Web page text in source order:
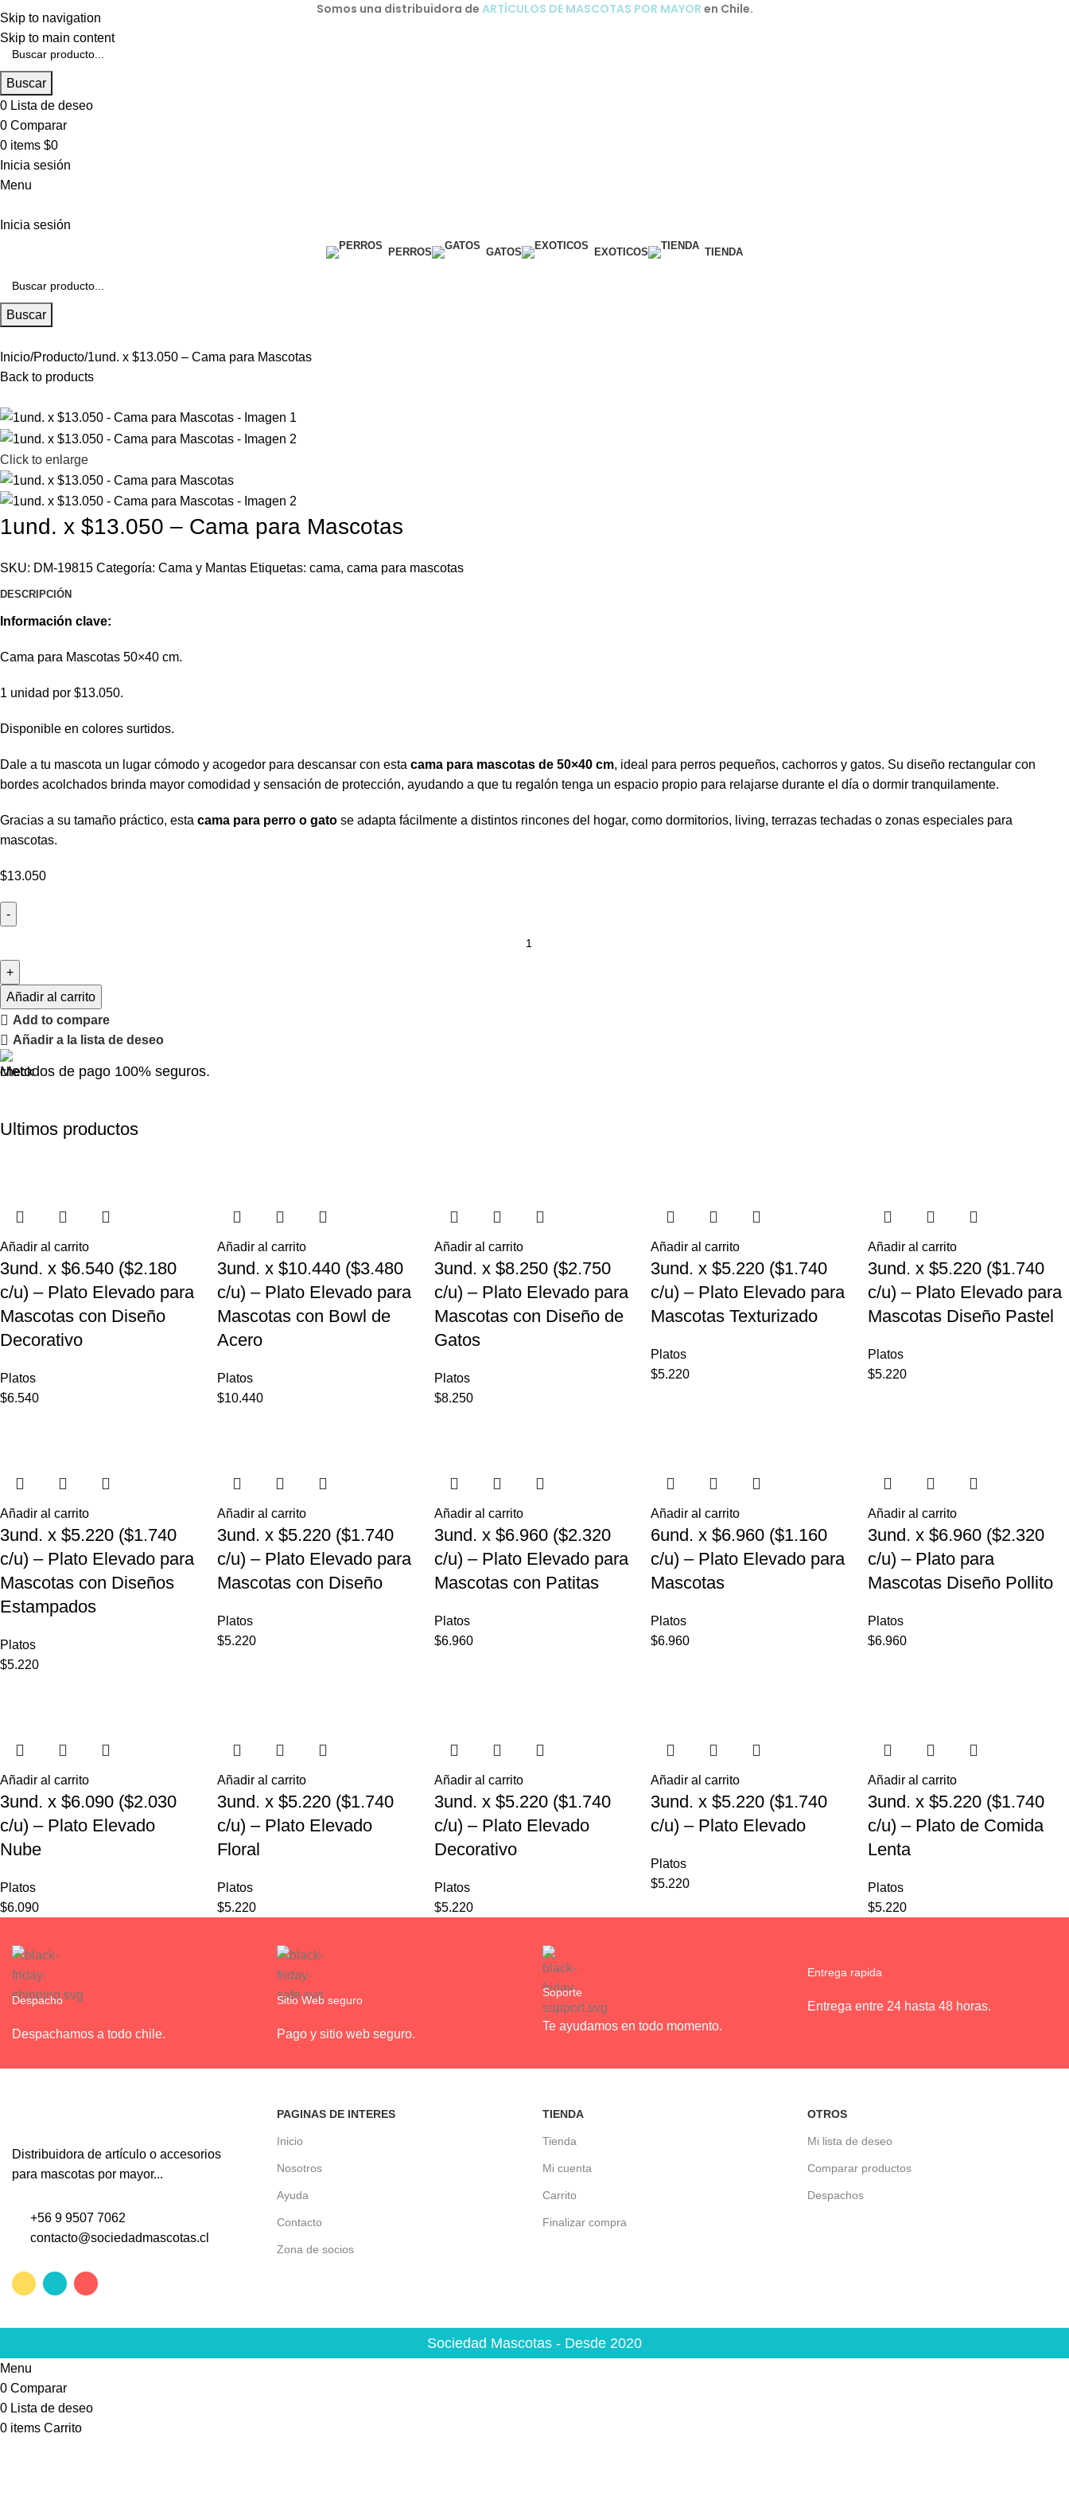
Skip to navigation
Skip to main content
Somos una distribuidora de ARTÍCULOS DE MASCOTAS POR MAYOR en Chile.
Buscar
0 Lista de deseo
0 Comparar
0 items $0
Inicia sesión
Menu
Inicia sesión
PERROS GATOS EXOTICOS TIENDA
Buscar
Inicio Producto 1und. x $13.050 – Cama para Mascotas
Back to products
Click to enlarge
1und. x $13.050 – Cama para Mascotas
SKU: DM-19815 Categoría: Cama y Mantas Etiquetas: cama, cama para mascotas
DESCRIPCIÓN
Información clave:
Cama para Mascotas 50×40 cm.
1 unidad por $13.050.
Disponible en colores surtidos.
Dale a tu mascota un lugar cómodo y acogedor para descansar con esta cama para mascotas de 50×40 cm, ideal para perros pequeños, cachorros y gatos. Su diseño rectangular con
bordes acolchados brinda mayor comodidad y sensación de protección, ayudando a que tu regalón tenga un espacio propio para relajarse durante el día o dormir tranquilamente.
Gracias a su tamaño práctico, esta cama para perro o gato se adapta fácilmente a distintos rincones del hogar, como dormitorios, living, terrazas techadas o zonas especiales para
mascotas.
$13.050
Añadir al carrito
Add to compare
Añadir a la lista de deseo
Metodos de pago 100% seguros.
Ultimos productos
Añadir al carrito
3und. x $6.540 ($2.180
c/u) – Plato Elevado para
Mascotas con Diseño
Decorativo
Platos
$6.540
Añadir al carrito
3und. x $10.440 ($3.480
c/u) – Plato Elevado para
Mascotas con Bowl de
Acero
Platos
$10.440
Añadir al carrito
3und. x $8.250 ($2.750
c/u) – Plato Elevado para
Mascotas con Diseño de
Gatos
Platos
$8.250
Añadir al carrito
3und. x $5.220 ($1.740
c/u) – Plato Elevado para
Mascotas Texturizado
Platos
$5.220
Añadir al carrito
3und. x $5.220 ($1.740
c/u) – Plato Elevado para
Mascotas Diseño Pastel
Platos
$5.220
Añadir al carrito
3und. x $5.220 ($1.740
c/u) – Plato Elevado para
Mascotas con Diseños
Estampados
Platos
$5.220
Añadir al carrito
3und. x $5.220 ($1.740
c/u) – Plato Elevado para
Mascotas con Diseño
Platos
$5.220
Añadir al carrito
3und. x $6.960 ($2.320
c/u) – Plato Elevado para
Mascotas con Patitas
Platos
$6.960
Añadir al carrito
6und. x $6.960 ($1.160
c/u) – Plato Elevado para
Mascotas
Platos
$6.960
Añadir al carrito
3und. x $6.960 ($2.320
c/u) – Plato para
Mascotas Diseño Pollito
Platos
$6.960
Añadir al carrito
3und. x $6.090 ($2.030
c/u) – Plato Elevado
Nube
Platos
$6.090
Añadir al carrito
3und. x $5.220 ($1.740
c/u) – Plato Elevado
Floral
Platos
$5.220
Añadir al carrito
3und. x $5.220 ($1.740
c/u) – Plato Elevado
Decorativo
Platos
$5.220
Añadir al carrito
3und. x $5.220 ($1.740
c/u) – Plato Elevado
Platos
$5.220
Añadir al carrito
3und. x $5.220 ($1.740
c/u) – Plato de Comida
Lenta
Platos
$5.220
Despacho
Despachamos a todo chile.
Sitio Web seguro
Pago y sitio web seguro.
Soporte
Te ayudamos en todo momento.
Entrega rapida
Entrega entre 24 hasta 48 horas.
Distribuidora de artículo o accesorios
para mascotas por mayor...
+56 9 9507 7062
contacto@sociedadmascotas.cl
PAGINAS DE INTERES
Inicio
Nosotros
Ayuda
Contacto
Zona de socios
TIENDA
Tienda
Mi cuenta
Carrito
Finalizar compra
OTROS
Mi lista de deseo
Comparar productos
Despachos
Sociedad Mascotas - Desde 2020
Menu
0 Comparar
0 Lista de deseo
0 items Carrito